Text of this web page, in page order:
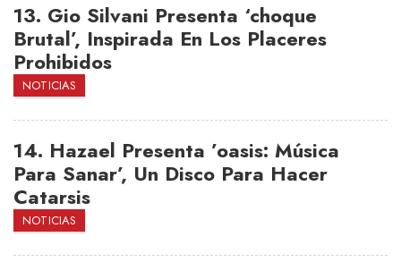
13. Gio Silvani Presenta ‘choque
Brutal’, Inspirada En Los Placeres
Prohibidos
NOTICIAS
14. Hazael Presenta ’oasis: Música
Para Sanar’, Un Disco Para Hacer
Catarsis
NOTICIAS